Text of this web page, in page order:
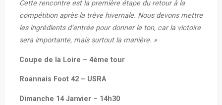
Cette rencontre est la première étape du retour à la
compétition après la trêve hivernale. Nous devons mettre
les ingrédients d’entrée pour donner le ton, car la victoire
sera importante, mais surtout la manière. »
Coupe de la Loire – 4ème tour
Roannais Foot 42 – USRA
Dimanche 14 Janvier – 14h30